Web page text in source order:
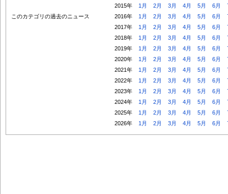
このカテゴリの過去のニュース
2015年
1月 2月 3月 4月 5月 6月
2016年
1月 2月 3月 4月 5月 6月
2017年
1月 2月 3月 4月 5月 6月
2018年
1月 2月 3月 4月 5月 6月
2019年
1月 2月 3月 4月 5月 6月
2020年
1月 2月 3月 4月 5月 6月
2021年
1月 2月 3月 4月 5月 6月
2022年
1月 2月 3月 4月 5月 6月
2023年
1月 2月 3月 4月 5月 6月
2024年
1月 2月 3月 4月 5月 6月
2025年
1月 2月 3月 4月 5月 6月
2026年
1月 2月 3月 4月 5月 6月